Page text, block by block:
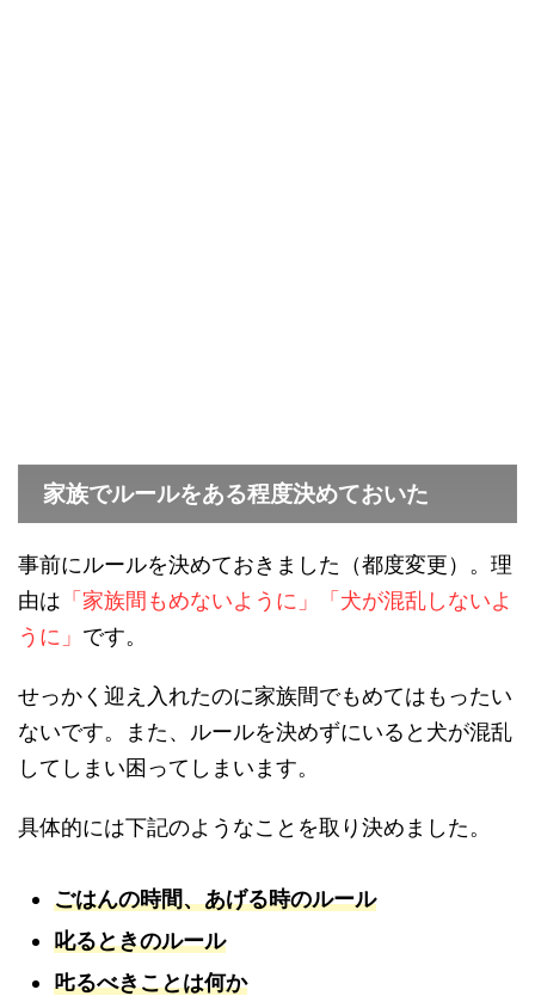
家族でルールをある程度決めておいた
事前にルールを決めておきました（都度変更）。理
由は 「家族間もめないように」「犬が混乱しないよ
うに」 です。
せっかく迎え入れたのに家族間でもめてはもったい
ないです。また、ルールを決めずにいると犬が混乱
してしまい困ってしまいます。
具体的には下記のようなことを取り決めました。
ごはんの時間、あげる時のルール
叱るときのルール
𠮟るべきことは何か